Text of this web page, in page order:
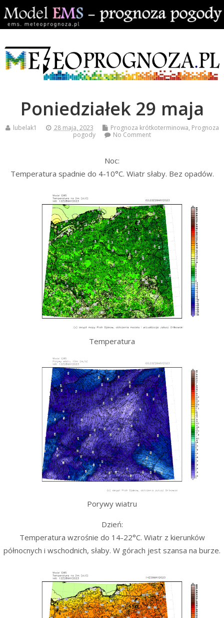
Poniedziałek 29 maja
lubelak1 28 maja, 2023 Prognoza krótkoterminowa, Prognoza
pogody
No Comment
Noc:
Temperatura spadnie do 4-10°C. Wiatr słaby. Bez opadów.
Temperatura
Porywy wiatru
Dzień:
Temperatura wzrośnie do 14-22°C. Wiatr z kierunków
północnych i wschodnich, słaby. W górach jest szansa na burze.